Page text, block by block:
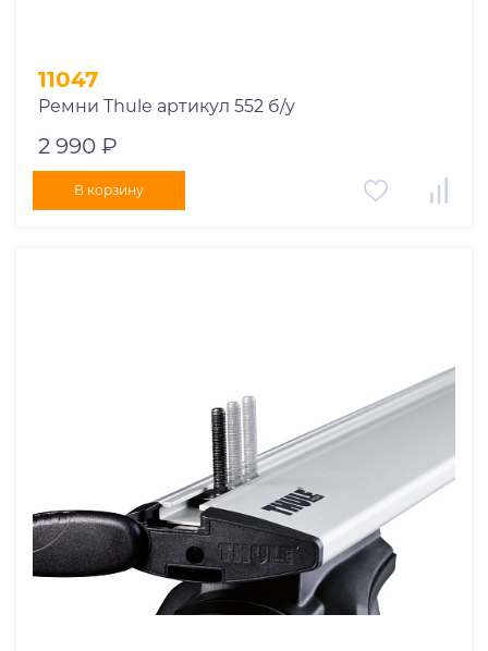
11047
Ремни Thule артикул 552 б/у
2 990 ₽
В корзину